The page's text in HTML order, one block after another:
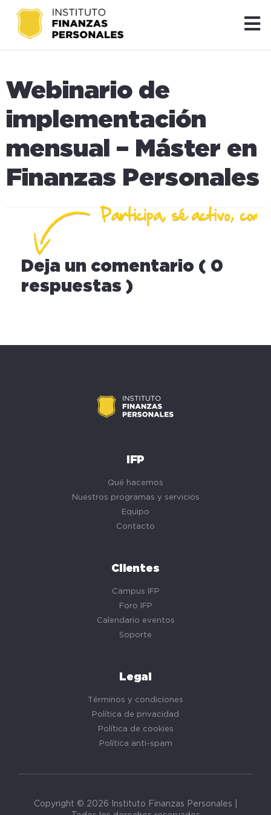
Webinario de
implementación
mensual – Máster en
Finanzas Personales
Deja un comentario ( 0
respuestas )
IFP
Qué hacemos
Nuestros programas y servicios
Equipo
Contacto
Clientes
Campus IFP
Foro IFP
Calendario eventos
Soporte
Legal
Términos y condiciones
Política de privacidad
Política de cookies
Política anti-spam
Copyright © 2026 Instituto Finanzas Personales |